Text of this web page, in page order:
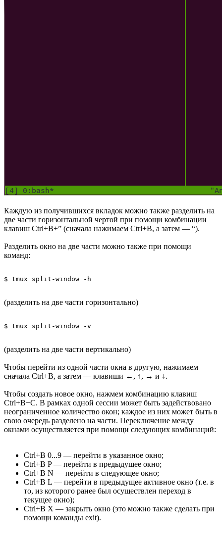
Каждую из получившихся вкладок можно также разделить на
две части горизонтальной чертой при помощи комбинации
клавиш Ctrl+B+” (сначала нажимаем Ctrl+B, а затем — “).
Разделить окно на две части можно также при помощи
команд:
(разделить на две части горизонтально)
(разделить на две части вертикально)
Чтобы перейти из одной части окна в другую, нажимаем
сначала Ctrl+B, а затем — клавиши ←, ↑, → и ↓.
Чтобы создать новое окно, нажмем комбинацию клавиш
Ctrl+B+C. В рамках одной сессии может быть задействовано
неограниченное количество окон; каждое из них может быть в
свою очередь разделено на части. Переключение между
окнами осуществляется при помощи следующих комбинаций:
Ctrl+B 0...9 — перейти в указанное окно;
Ctrl+B P — перейти в предыдущее окно;
Ctrl+B N — перейти в следующее окно;
Ctrl+B L — перейти в предыдущее активное окно (т.е. в
то, из которого ранее был осуществлен переход в
текущее окно);
Ctrl+B X — закрыть окно (это можно также сделать при
помощи команды exit).